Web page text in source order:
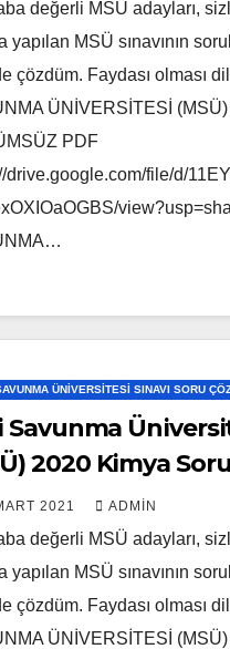
değerli MSÜ adayları,
yapılan MSÜ sınavının
çözdüm. Faydası olması
ÜNİVERSİTESİ
PDF
drive.google.com/file/d/
ÜNIVERSITESI SINAVI SORU
Savunma
2020 Kimya
2021 ADMIN
değerli MSÜ adayları,
yapılan MSÜ sınavının
çözdüm. Faydası olması
ÜNİVERSİTESİ